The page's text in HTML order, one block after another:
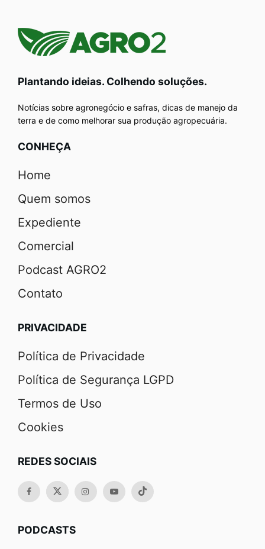
Plantando ideias. Colhendo soluções.
Notícias sobre agronegócio e safras, dicas de manejo da
terra e de como melhorar sua produção agropecuária.
CONHEÇA
Home
Quem somos
Expediente
Comercial
Podcast AGRO2
Contato
PRIVACIDADE
Política de Privacidade
Política de Segurança LGPD
Termos de Uso
Cookies
REDES SOCIAIS
PODCASTS